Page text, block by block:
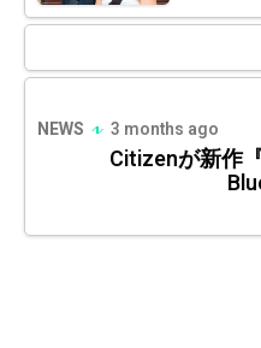
NEWS 3 months ago
Citizenが新作